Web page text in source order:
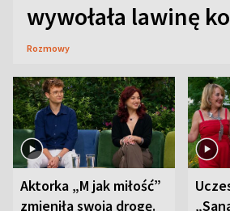
wywołała lawinę
Rozmowy
Aktorka „M jak miłość”
zmieniła swoją drogę.